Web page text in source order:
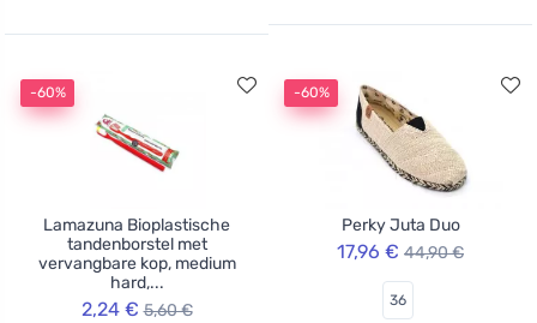
-60%
Lamazuna Bioplastische
tandenborstel met
vervangbare kop, medium
hard,...
2,24 € 5,60 €
-60%
Perky Juta Duo
17,96 € 44,90 €
36